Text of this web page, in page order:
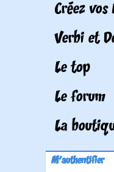
Créez vos
Verbi et
Le top
Le forum
La
M'authentifier